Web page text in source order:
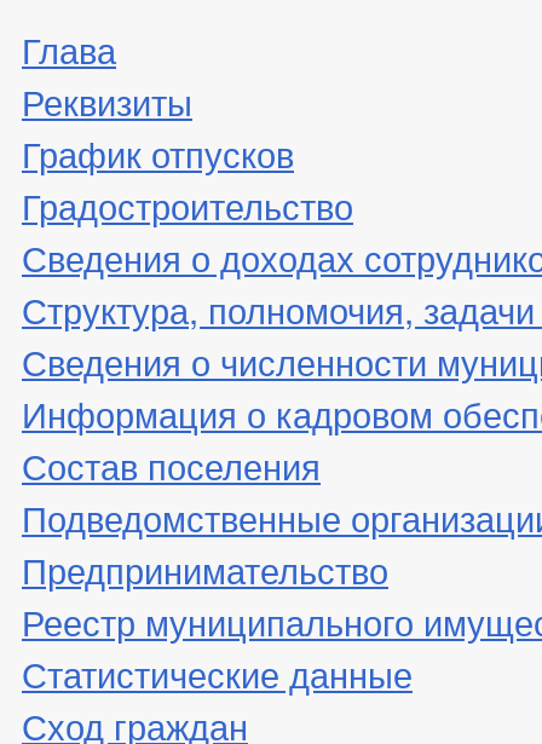
Глава
Реквизиты
График отпусков
Градостроительство
Сведения о доходах
Структура, полномочия,
Сведения о численности
Информация о кадровом
Состав поселения
Подведомственные
Предпринимательство
Реестр муниципального
Статистические данные
Сход граждан